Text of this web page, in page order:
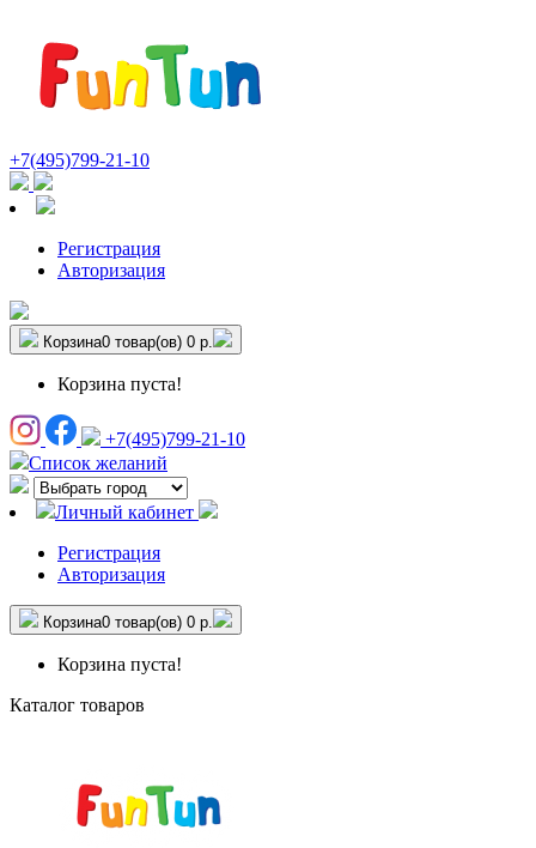
+7(495)799-21-10
Регистрация
Авторизация
Корзина0 товар(ов) 0 р.
Корзина пуста!
+7(495)799-21-10
Список желаний
Личный кабинет
Регистрация
Авторизация
Корзина0 товар(ов) 0 р.
Корзина пуста!
Каталог товаров